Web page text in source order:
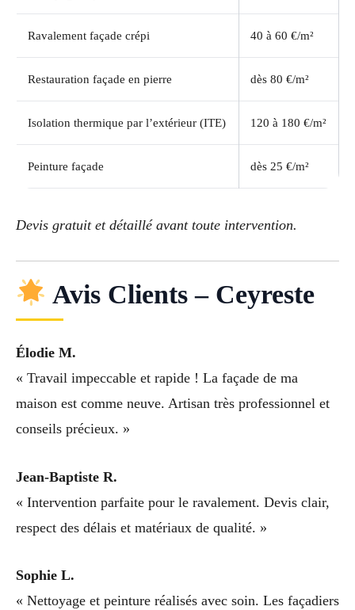
Ravalement façade crépi 40 à 60 €/m²
Restauration façade en pierre dès 80 €/m²
Isolation thermique par l’extérieur (ITE) 120 à 180 €/m²
Peinture façade dès 25 €/m²
Devis gratuit et détaillé avant toute intervention.
Avis Clients – Ceyreste
Élodie M.
« Travail impeccable et rapide ! La façade de ma
maison est comme neuve. Artisan très professionnel et
conseils précieux. »
Jean-Baptiste R.
« Intervention parfaite pour le ravalement. Devis clair,
respect des délais et matériaux de qualité. »
Sophie L.
« Nettoyage et peinture réalisés avec soin. Les façadiers